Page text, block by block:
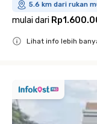
5.6 km dari rukan
mulai dari
Lihat info lebih